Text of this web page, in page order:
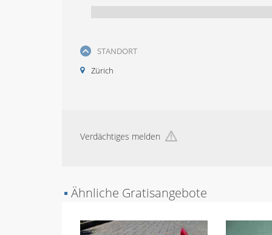
STANDORT
Zürich
Verdächtiges melden
▪ Ähnliche Gratisangebote